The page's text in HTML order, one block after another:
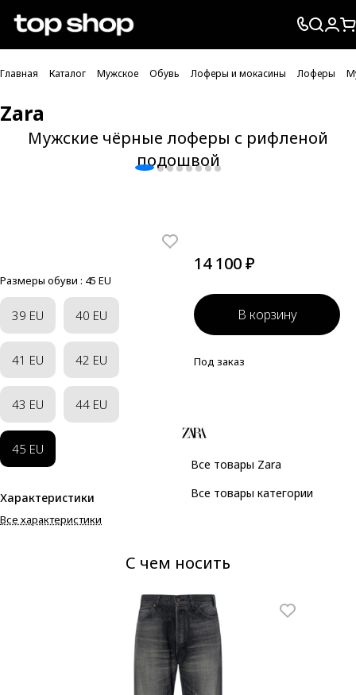
Проверка хлебных крошек
Главная Каталог Мужское Обувь Лоферы и мокасины Лоферы
Zara
Мужские чёрные лоферы с рифленой
подошвой
Размеры обуви : 45 EU
39 EU 40 EU
41 EU 42 EU
43 EU 44 EU
45 EU
Характеристики
Все характеристики
14 100 ₽
В корзину
Под заказ
Все товары Zara
Все товары категории
С чем носить